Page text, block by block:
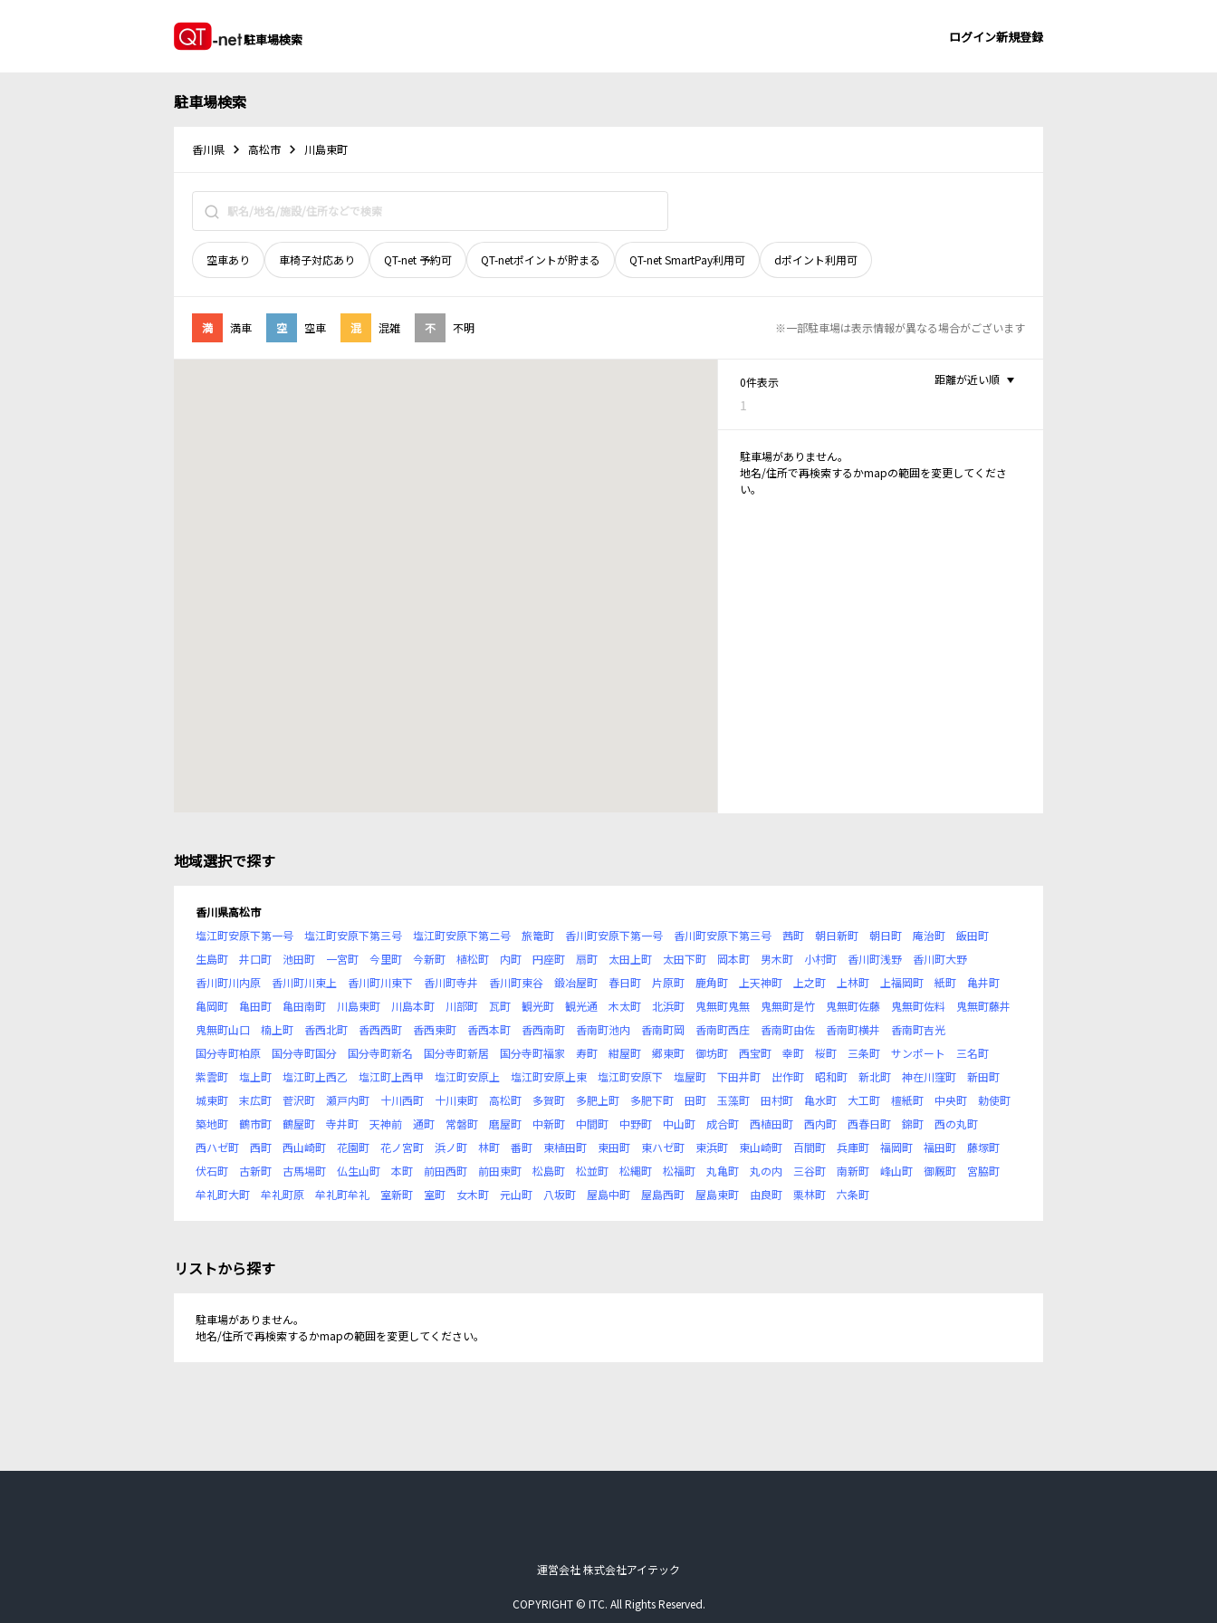
駐車場検索 ログイン新規登録
駐車場検索
香川県 高松市 川島東町
空車あり 車椅子対応あり QT-net 予約可 QT-netポイントが貯まる QT-net SmartPay利用可 dポイント利用可
満 満車 空 空車 混 混雑 不 不明 ※一部駐車場は表示情報が異なる場合がございます
0件表示
1
距離が近い順
駐車場がありません。
地名/住所で再検索するかmapの範囲を変更してくださ
い。
地域選択で探す
香川県高松市
塩江町安原下第一号
塩江町安原下第三号 塩江町安原下第二号 旅篭町 香川町安原下第一号 香川町安原下第三号 茜町 朝日新町 朝日町 庵治町
飯田町
生島町
井口町 池田町 一宮町 今里町 今新町 植松町 内町 円座町 扇町 太田上町 太田下町 岡本町 男木町 小村町 香川町浅野
香川町大野
香川町川内原
香川町川東上 香川町川東下 香川町寺井 香川町東谷 鍛冶屋町 春日町 片原町 鹿角町 上天神町 上之町 上林町 上福岡町 紙町
亀井町
亀岡町
亀田町 亀田南町 川島東町 川島本町 川部町 瓦町 観光町 観光通 木太町 北浜町 鬼無町鬼無 鬼無町是竹 鬼無町佐藤 鬼無町佐料
鬼無町藤井
鬼無町山口
楠上町 香西北町 香西西町 香西東町 香西本町 香西南町 香南町池内 香南町岡 香南町西庄 香南町由佐 香南町横井
香南町吉光
国分寺町柏原
国分寺町国分 国分寺町新名 国分寺町新居 国分寺町福家 寿町 紺屋町 郷東町 御坊町 西宝町 幸町 桜町 三条町 サンポート
三名町
紫雲町
塩上町 塩江町上西乙 塩江町上西甲 塩江町安原上 塩江町安原上東 塩江町安原下 塩屋町 下田井町 出作町 昭和町 新北町 神在川窪町
新田町
城東町
末広町 菅沢町 瀬戸内町 十川西町 十川東町 高松町 多賀町 多肥上町 多肥下町 田町 玉藻町 田村町 亀水町 大工町 檀紙町 中央町
勅使町
築地町
鶴市町 鶴屋町 寺井町 天神前 通町 常磐町 磨屋町 中新町 中間町 中野町 中山町 成合町 西植田町 西内町 西春日町 錦町
西の丸町
西ハゼ町
西町 西山崎町 花園町 花ノ宮町 浜ノ町 林町 番町 東植田町 東田町 東ハゼ町 東浜町 東山崎町 百間町 兵庫町 福岡町 福田町
藤塚町
伏石町
古新町 古馬場町 仏生山町 本町 前田西町 前田東町 松島町 松並町 松縄町 松福町 丸亀町 丸の内 三谷町 南新町 峰山町 御厩町
宮脇町
牟礼町大町
牟礼町原 牟礼町牟礼 室新町 室町 女木町 元山町 八坂町 屋島中町 屋島西町 屋島東町 由良町 栗林町 六条町
リストから探す
駐車場がありません。
地名/住所で再検索するかmapの範囲を変更してください。
運営会社 株式会社アイテック
COPYRIGHT © ITC. All Rights Reserved.